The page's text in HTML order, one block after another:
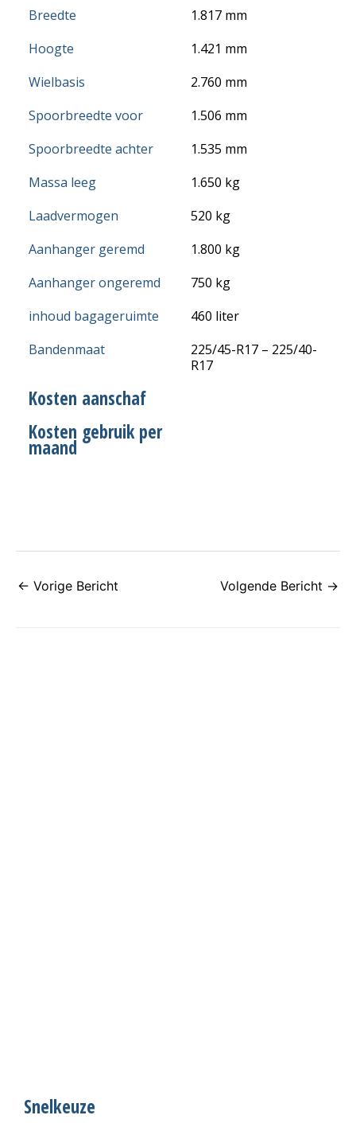
Breedte
1.817 mm
Hoogte
1.421 mm
Wielbasis
2.760 mm
Spoorbreedte voor
1.506 mm
Spoorbreedte achter
1.535 mm
Massa leeg
1.650 kg
Laadvermogen
520 kg
Aanhanger geremd
1.800 kg
Aanhanger ongeremd
750 kg
inhoud bagageruimte
460 liter
Bandenmaat
225/45-R17 – 225/40-
R17
Kosten aanschaf
Kosten gebruik per
maand
← Vorige Bericht Volgende Bericht →
Snelkeuze
S